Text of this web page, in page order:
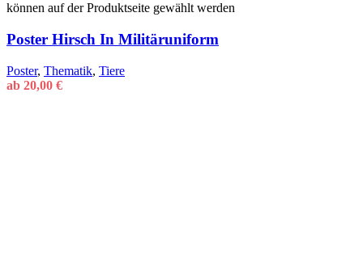
können auf der Produktseite gewählt werden
Poster Hirsch In Militäruniform
Poster, Thematik, Tiere
ab 20,00 €